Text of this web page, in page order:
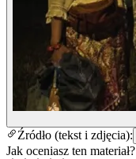
Źródło (tekst i zdjęcia):
Jak oceniasz ten materiał?